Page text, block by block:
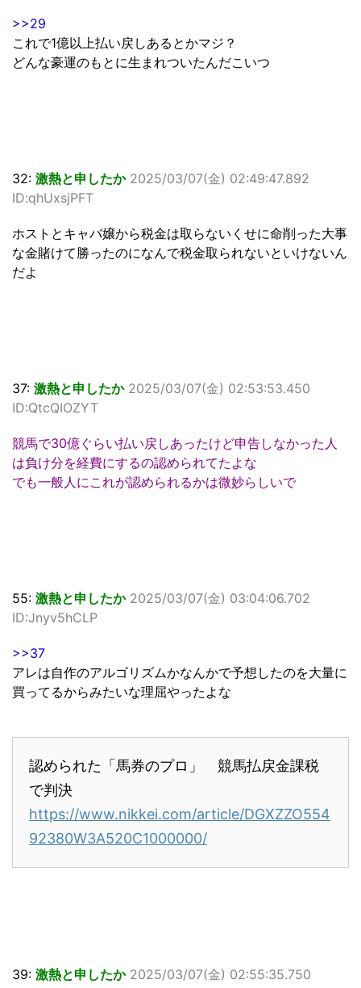
>>29
これで1億以上払い戻しあるとかマジ？
どんな豪運のもとに生まれついたんだこいつ
32: 激熱と申したか 2025/03/07(金) 02:49:47.892
ID:qhUxsjPFT
ホストとキャバ嬢から税金は取らないくせに命削った大事
な金賭けて勝ったのになんで税金取られないといけないん
だよ
37: 激熱と申したか 2025/03/07(金) 02:53:53.450
ID:QtcQIOZYT
競馬で30億ぐらい払い戻しあったけど申告しなかった人
は負け分を経費にするの認められてたよな
でも一般人にこれが認められるかは微妙らしいで
55: 激熱と申したか 2025/03/07(金) 03:04:06.702
ID:Jnyv5hCLP
>>37
アレは自作のアルゴリズムかなんかで予想したのを大量に
買ってるからみたいな理屈やったよな
認められた「馬券のプロ」 競馬払戻金課税
で判決
https://www.nikkei.com/article/DGXZZO554
92380W3A520C1000000/
39: 激熱と申したか 2025/03/07(金) 02:55:35.750